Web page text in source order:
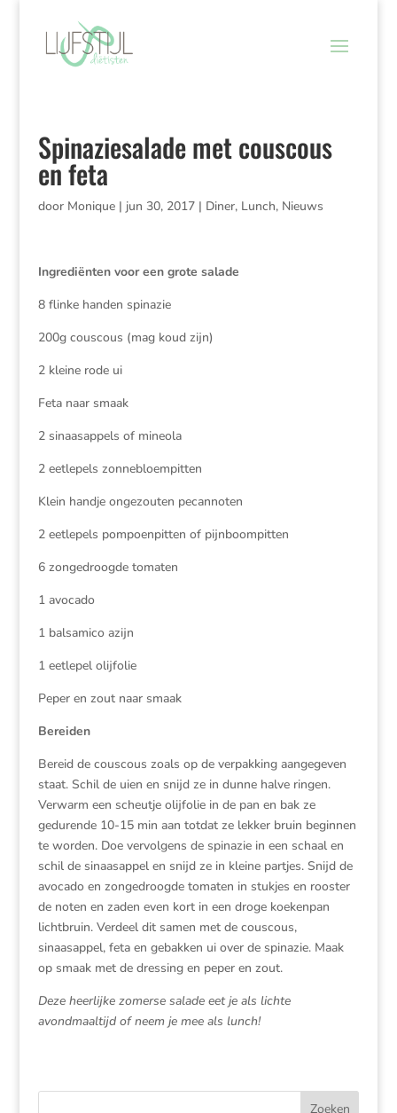
Spinaziesalade met couscous
en feta
door Monique| jun 30, 2017| Diner, Lunch, Nieuws
Ingrediënten voor een grote salade
8 flinke handen spinazie
200g couscous (mag koud zijn)
2 kleine rode ui
Feta naar smaak
2 sinaasappels of mineola
2 eetlepels zonnebloempitten
Klein handje ongezouten pecannoten
2 eetlepels pompoenpitten of pijnboompitten
6 zongedroogde tomaten
1 avocado
1 balsamico azijn
1 eetlepel olijfolie
Peper en zout naar smaak
Bereiden
Bereid de couscous zoals op de verpakking aangegeven
staat. Schil de uien en snijd ze in dunne halve ringen.
Verwarm een scheutje olijfolie in de pan en bak ze
gedurende 10-15 min aan totdat ze lekker bruin beginnen
te worden. Doe vervolgens de spinazie in een schaal en
schil de sinaasappel en snijd ze in kleine partjes. Snijd de
avocado en zongedroogde tomaten in stukjes en rooster
de noten en zaden even kort in een droge koekenpan
lichtbruin. Verdeel dit samen met de couscous,
sinaasappel, feta en gebakken ui over de spinazie. Maak
op smaak met de dressing en peper en zout.
Deze heerlijke zomerse salade eet je als lichte
avondmaaltijd of neem je mee als lunch!